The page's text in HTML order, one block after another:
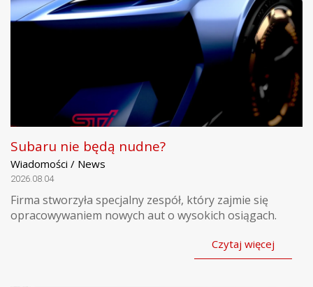
Subaru nie będą nudne?
Wiadomości / News
2026.08.04
Firma stworzyła specjalny zespół, który zajmie się
opracowywaniem nowych aut o wysokich osiągach.
Czytaj więcej